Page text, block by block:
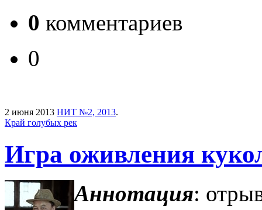
0 комментариев
0
2 июня 2013 НИТ №2, 2013.
Край голубых рек
Игра оживления
Аннотация: